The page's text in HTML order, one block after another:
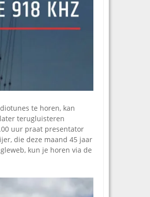
te horen, kan
terugluisteren
uur praat presentator
die deze maand 45 jaar
kun je horen via de